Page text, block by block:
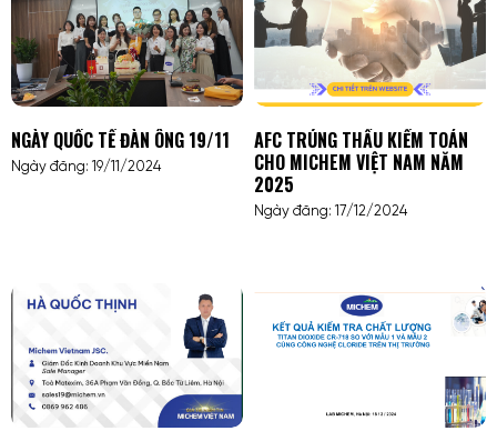
NGÀY QUỐC TẾ ĐÀN ÔNG 19/11
Ngày đăng: 19/11/2024
AFC TRÚNG THẦU KIỂM TOÁN
CHO MICHEM VIỆT NAM NĂM
2025
Ngày đăng: 17/12/2024